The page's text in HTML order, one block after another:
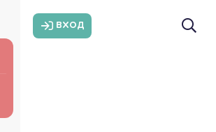
ВХОД